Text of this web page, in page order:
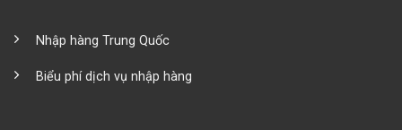
Nhập hàng Trung Quốc
Biểu phí dịch vụ nhập hàng